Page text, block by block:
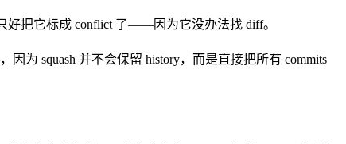
好把它标成 conflict 了——因为它没办法找 diff。
为 squash 并不会保留 history，而是直接把所有 commits